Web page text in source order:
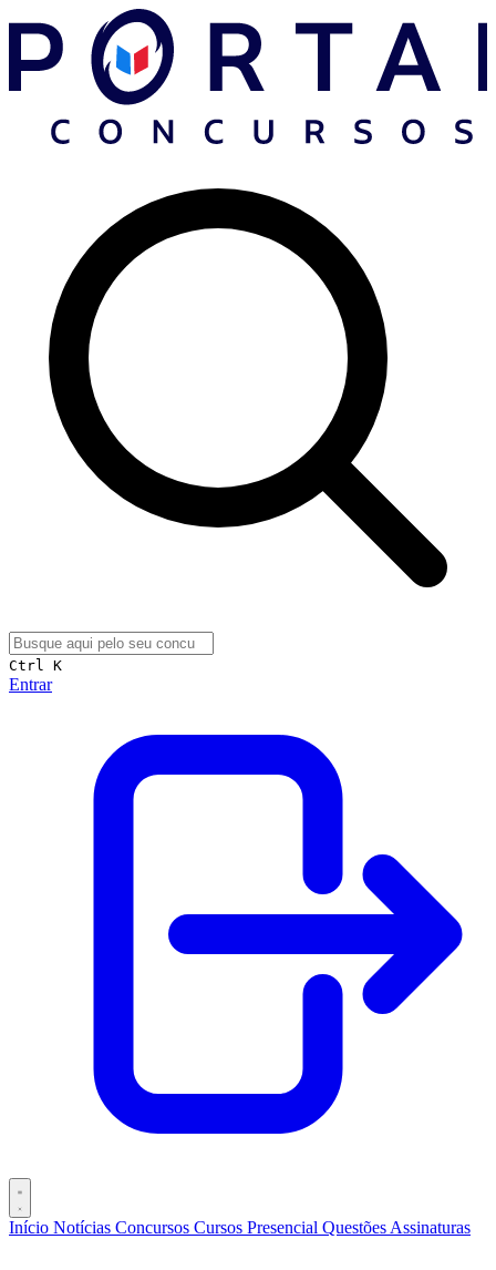
Ctrl K
Entrar
Início Notícias Concursos Cursos Presencial Questões Assinaturas